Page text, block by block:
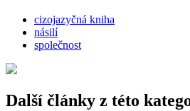
cizojazyčná kniha
násilí
společnost
Další články z této